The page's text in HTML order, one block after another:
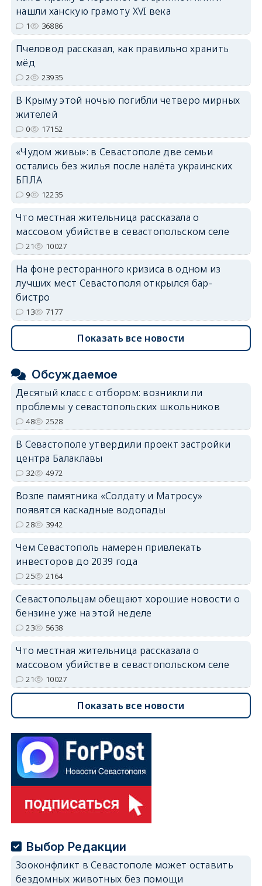
erid: 2SDnjdvhGXG
нашли ханскую грамоту XVI века
1 36886
Пчеловод рассказал, как правильно хранить
мёд
2 23935
В Крыму этой ночью погибли четверо мирных
жителей
0 17152
«Чудом живы»: в Севастополе две семьи
остались без жилья после налёта украинских
БПЛА
9 12235
Что местная жительница рассказала о
массовом убийстве в севастопольском селе
21 10027
На фоне ресторанного кризиса в одном из
лучших мест Севастополя открылся бар-
бистро
13 7177
Показать все новости
Обсуждаемое
Десятый класс с отбором: возникли ли
проблемы у севастопольских школьников
48 2528
В Севастополе утвердили проект застройки
центра Балаклавы
32 4972
Возле памятника «Солдату и Матросу»
появятся каскадные водопады
28 3942
Чем Севастополь намерен привлекать
инвесторов до 2039 года
25 2164
Севастопольцам обещают хорошие новости о
бензине уже на этой неделе
23 5638
Что местная жительница рассказала о
массовом убийстве в севастопольском селе
21 10027
Показать все новости
Выбор Редакции
Зооконфликт в Севастополе может оставить
бездомных животных без помощи